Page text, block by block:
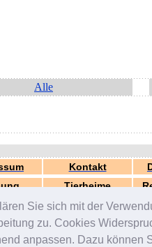
Sie sich mit der
zu. Cookies
anpassen. Dazu
Alle
Kontakt
Tierheime